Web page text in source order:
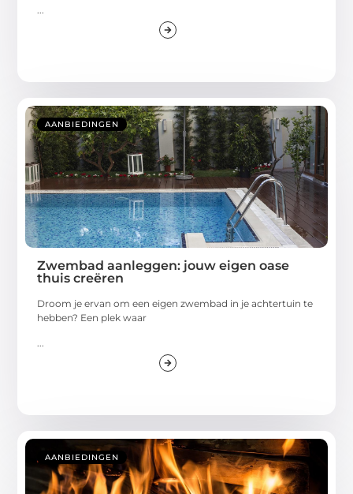
AANBIEDINGEN
Zwembad aanleggen: jouw eigen oase
thuis creëren
Droom je ervan om een eigen zwembad in je achtertuin te
hebben? Een plek waar
AANBIEDINGEN